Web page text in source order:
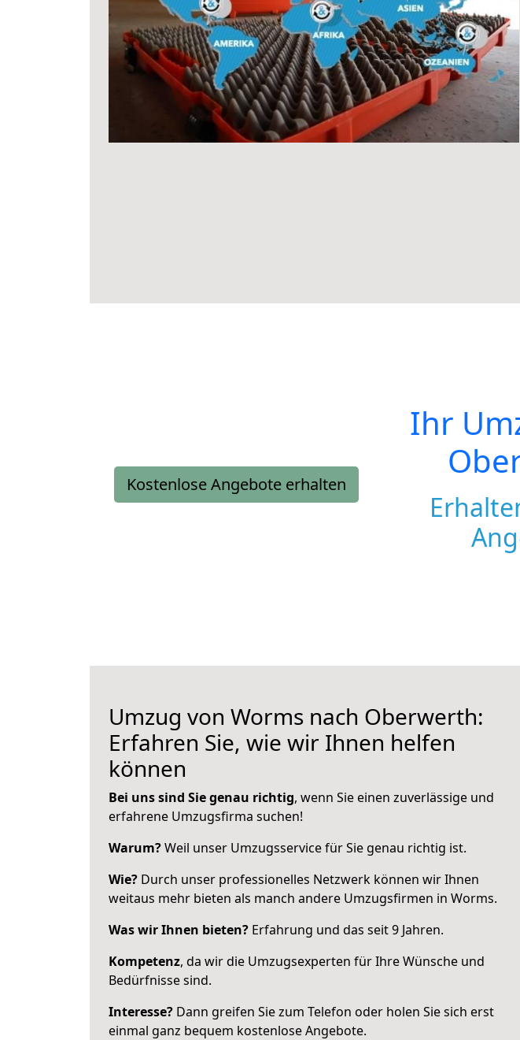
Kostenlose Angebote erhalten
Ihr
Umzug von Worms nach Oberwerth:
Erfahren Sie, wie wir Ihnen helfen
können
Bei uns sind Sie genau richtig, wenn Sie einen zuverlässige und
erfahrene Umzugsfirma suchen!
Warum?Weil unser Umzugsservice für Sie genau richtig ist.
Wie? Durch unser professionelles Netzwerk können wir Ihnen
weitaus mehr bieten als manch andere Umzugsfirmen in Worms.
Was wir Ihnen bieten? Erfahrung und das seit 9 Jahren.
Kompetenz, da wir die Umzugsexperten für Ihre Wünsche und
Bedürfnisse sind.
Interesse? Dann greifen Sie zum Telefon oder holen Sie sich erst
einmal ganz bequem kostenlose Angebote.